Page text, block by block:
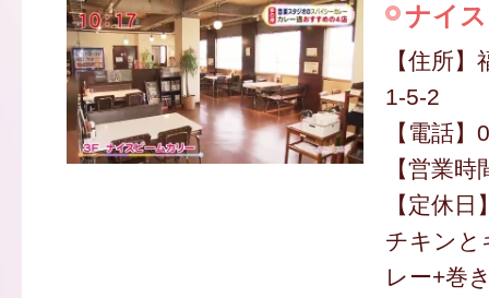
ナイ
【住所
1-5-2
【電話
【営業
【定休日
チキンと
レー+巻